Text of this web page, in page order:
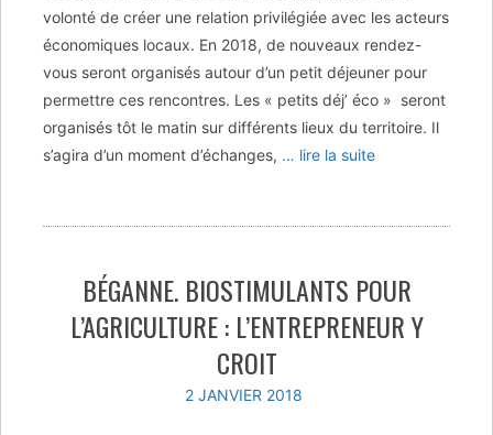
volonté de créer une relation privilégiée avec les acteurs
économiques locaux. En 2018, de nouveaux rendez-
vous seront organisés autour d’un petit déjeuner pour
permettre ces rencontres. Les « petits déj’ éco » seront
organisés tôt le matin sur différents lieux du territoire. Il
s’agira d’un moment d’échanges, … lire la suite
BÉGANNE. BIOSTIMULANTS POUR
L’AGRICULTURE : L’ENTREPRENEUR Y
CROIT
2 JANVIER 2018